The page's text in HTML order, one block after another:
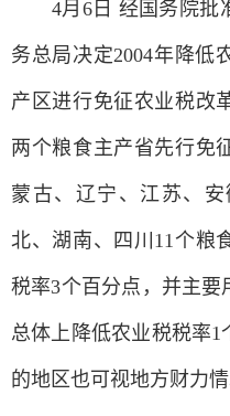
4月6日 经国务院批
务总局决定2004年降低
产区进行免征农业税改
两个粮食主产省先行免
蒙古、辽宁、江苏、
北、湖南、四川11个粮
税率3个百分点，并主
总体上降低农业税税率
的地区也可视地方财力